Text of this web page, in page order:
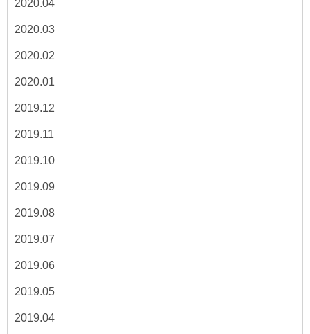
2020.04
2020.03
2020.02
2020.01
2019.12
2019.11
2019.10
2019.09
2019.08
2019.07
2019.06
2019.05
2019.04